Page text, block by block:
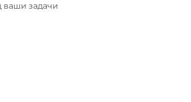
ваши задачи